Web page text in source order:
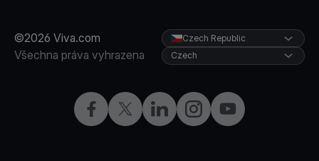
©2026 Viva.com
Všechna práva vyhrazena
Facebook
X LinkedInInstagramYouTube
Czech Republic
Czech